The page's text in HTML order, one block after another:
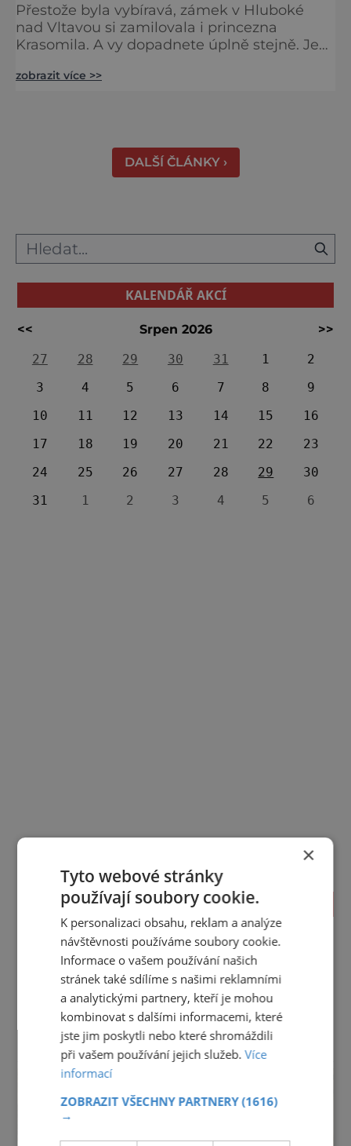
Přestože byla vybíravá, zámek v Hluboké
nad Vltavou si zamilovala i princezna
Krasomila. A vy dopadnete úplně stejně. Je
jako nazdobený bílý dort na svatební tabuli.
zobrazit více >>
DALŠÍ ČLÁNKY ›
KALENDÁŘ AKCÍ
<< Srpen 2026
>>
27
28 29 30 31 1
2
3
4 5 6 7 8
9
10
11 12 13 14 15
16
17
18 19 20 21 22
23
24
25 26 27 28 29
30
31
1 2 3 4 5 6
TIPY NA CESTY
Jihočeský krajJihomoravský krajKarlovarský kraj
Královéhradecký krajLiberecký kraj
Moravskoslezský krajOlomoucký kraj
Pardubický krajPlzeňský krajPraha
Středočeský krajÚstecký krajVysočina
Zlínský kraj
reklama
×
Tyto webové stránky
používají soubory cookie.
K personalizaci obsahu, reklam a analýze
návštěvnosti používáme soubory cookie.
Informace o vašem používání našich
stránek také sdílíme s našimi reklamními
a analytickými partnery, kteří je mohou
kombinovat s dalšími informacemi, které
jste jim poskytli nebo které shromáždili
při vašem používání jejich služeb.Více
informací
ZOBRAZIT VŠECHNY PARTNERY(1616)
→